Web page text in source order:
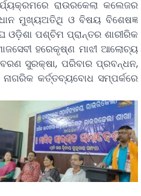
ରାଉରକେଲା କଲେଜର
ମୁଖ୍ୟଅତିଥି ଓ ବିଷୟ ବିଶେଷଜ୍ଞ
ଓଡ଼ିଶା ପଶ୍ଚିମ ପ୍ରାନ୍ତର ଶାରୀରିକ
ହରେକୃଷ୍ଣ ମାଝୀ ଆଲୋଚ୍ୟ
ସୁରକ୍ଷା, ପରିବାର ପ୍ରବନ୍ଧନ,
କର୍ତ୍ତବ୍ୟବୋଧ ସମ୍ପର୍କରେ